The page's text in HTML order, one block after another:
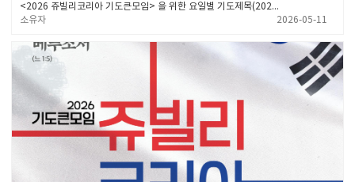
<2026 쥬빌리코리아 기도큰모임> 을 위한 요일별 기도제목(2026. 5. 7. ~ 6. 6.)
소유자
2026-05-11